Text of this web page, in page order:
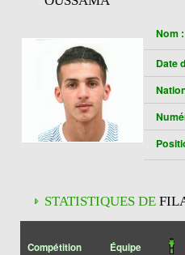
Nom :
Date
STATISTIQUES DE
Compétition Équipe